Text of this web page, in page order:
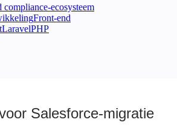
ecosysteem
Front-end
LaravelPHP
Salesforce-migratie